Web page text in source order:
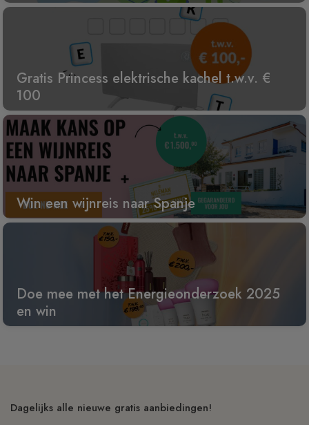
Gratis Princess elektrische kachel t.w.v. €
100
Win een wijnreis naar Spanje
Doe mee met het Energieonderzoek 2025
en win
Dagelijks alle nieuwe gratis aanbiedingen!